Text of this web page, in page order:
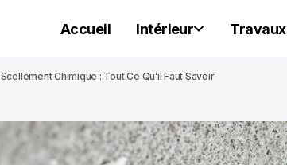
Accueil Intérieur Travaux
Scellement Chimique : Tout Ce Qu’il Faut Savoir